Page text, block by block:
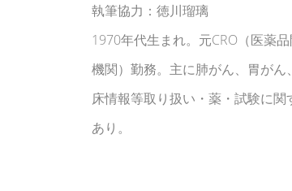
執筆協力：徳川瑠璃
1970年代生まれ。元CRO（医薬
機関）勤務。主に肺がん、胃がん
床情報等取り扱い・薬・試験に関
あり。